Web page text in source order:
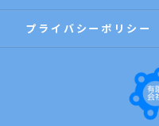
プライバシーポリシー